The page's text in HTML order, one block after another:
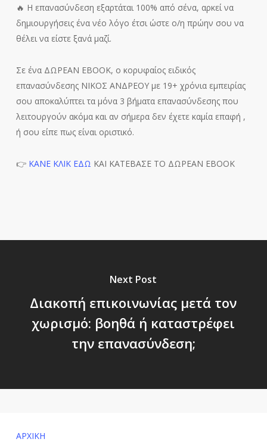
🔥 Η επανασύνδεση εξαρτάται 100% από σένα, αρκεί να
δημιουργήσεις ένα νέο λόγο έτσι ώστε ο/η πρώην σου να
θέλει να είστε ξανά μαζί.
Σε ένα ΔΩΡΕΑΝ ΕΒΟΟΚ, ο κορυφαίος ειδικός
επανασύνδεσης ΝΙΚΟΣ ΑΝΔΡΕΟΥ με 19+ χρόνια εμπειρίας
σου αποκαλύπτει τα μόνα 3 βήματα επανασύνδεσης που
λειτουργούν ακόμα και αν σήμερα δεν έχετε καμία επαφή ,
ή σου είπε πως είναι οριστικό.
👉 ΚΑΝΕ ΚΛΙΚ ΕΔΩ ΚΑΙ ΚΑΤΕΒΑΣΕ ΤΟ ΔΩΡΕΑΝ EBOOK
Next Post
Διακοπή επικοινωνίας μετά τον
χωρισμό: βοηθά ή καταστρέφει
την επανασύνδεση;
ΑΡΧΙΚΗ